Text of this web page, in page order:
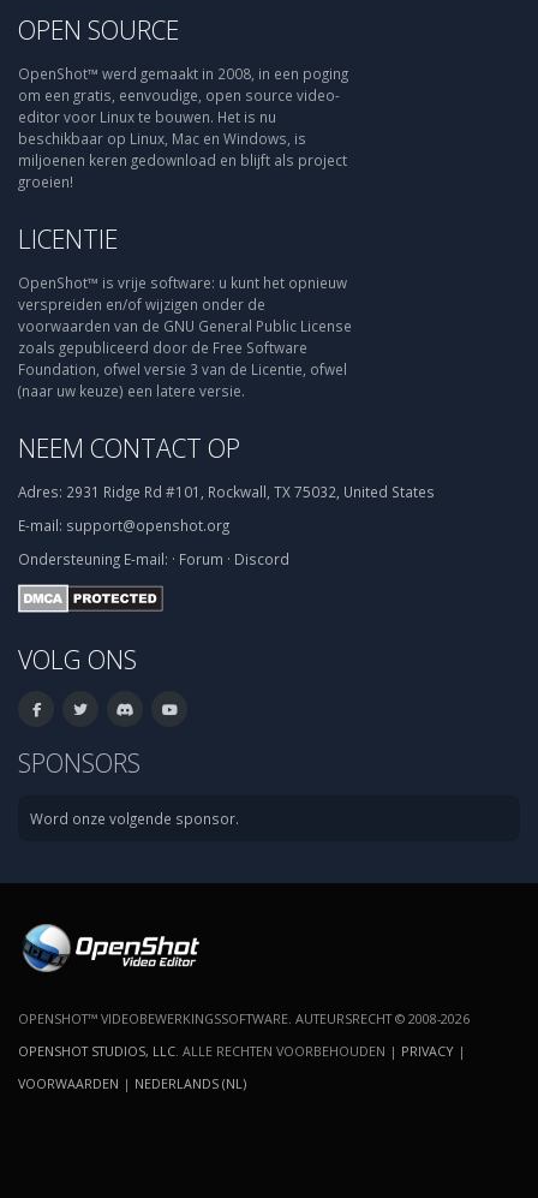
OPEN SOURCE
OpenShot™ werd gemaakt in 2008, in een poging
om een gratis, eenvoudige, open source video-
editor voor Linux te bouwen. Het is nu
beschikbaar op Linux, Mac en Windows, is
miljoenen keren gedownload en blijft als project
groeien!
LICENTIE
OpenShot™ is vrije software: u kunt het opnieuw
verspreiden en/of wijzigen onder de
voorwaarden van de GNU General Public License
zoals gepubliceerd door de Free Software
Foundation, ofwel versie 3 van de Licentie, ofwel
(naar uw keuze) een latere versie.
NEEM CONTACT OP
Adres: 2931 Ridge Rd #101, Rockwall, TX 75032, United States
E-mail: support@openshot.org
Ondersteuning E-mail: · Forum · Discord
VOLG ONS
SPONSORS
Word onze volgende sponsor.
OPENSHOT™ VIDEOBEWERKINGSSOFTWARE. AUTEURSRECHT © 2008-2026
OPENSHOT STUDIOS, LLC . ALLE RECHTEN VOORBEHOUDEN | PRIVACY |
VOORWAARDEN | NEDERLANDS (NL)